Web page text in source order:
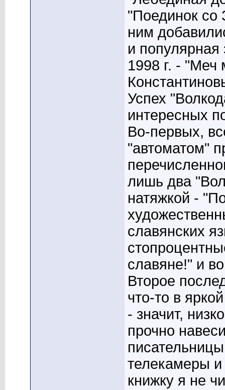
"Поединок со
ним
и
1998 г. - "Меч
Успех
интересных
Во-первых,
"автоматом"
лишь два
натяжкой -
славянских
славяне!" и
Второе
что-то в
- значит,
прочно
телекамеры
книжку я не